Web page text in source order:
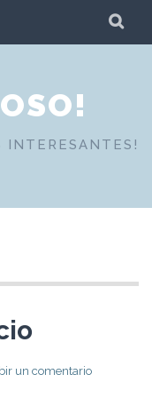
INTERESANTES!
un comentario